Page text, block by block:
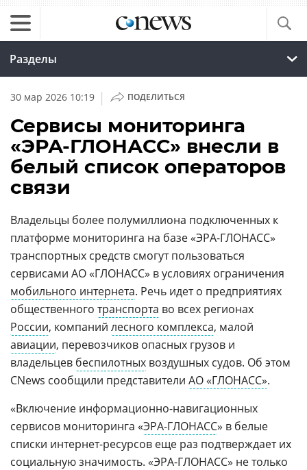
Разделы
30 мар 2026 10:19 | ПОДЕЛИТЬСЯ
Сервисы мониторинга
«ЭРА-ГЛОНАСС» внесли в
белый список операторов
связи
Владельцы более полумиллиона подключенных к
платформе мониторинга на базе «ЭРА-ГЛОНАСС»
транспортных средств смогут пользоваться
сервисами АО «ГЛОНАСС» в условиях ограничения
мобильного интернета. Речь идет о предприятиях
общественного транспорта во всех регионах
России, компаний лесного комплекса, малой
авиации, перевозчиков опасных грузов и
владельцев беспилотных воздушных судов. Об этом
CNews сообщили представители АО «ГЛОНАСС».
«Включение информационно-навигационных
сервисов мониторинга «ЭРА-ГЛОНАСС» в белые
списки интернет-ресурсов еще раз подтверждает их
социальную значимость. «ЭРА-ГЛОНАСС» не только